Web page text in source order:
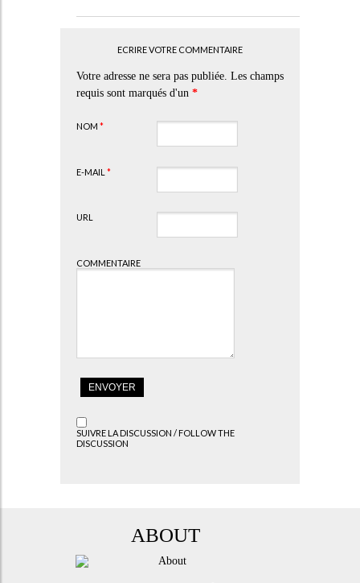
ECRIRE VOTRE COMMENTAIRE
Votre adresse ne sera pas publiée. Les champs
requis sont marqués d'un *
NOM *
E-MAIL *
URL
COMMENTAIRE
SUIVRE LA DISCUSSION / FOLLOW THE
DISCUSSION
ABOUT